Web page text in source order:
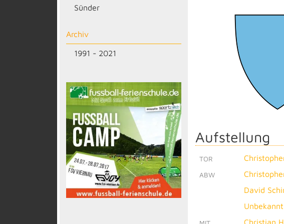
Sünder
Archiv
1991 - 2021
Aufstellung
TOR
ABW
David
Unbekannt
Christian